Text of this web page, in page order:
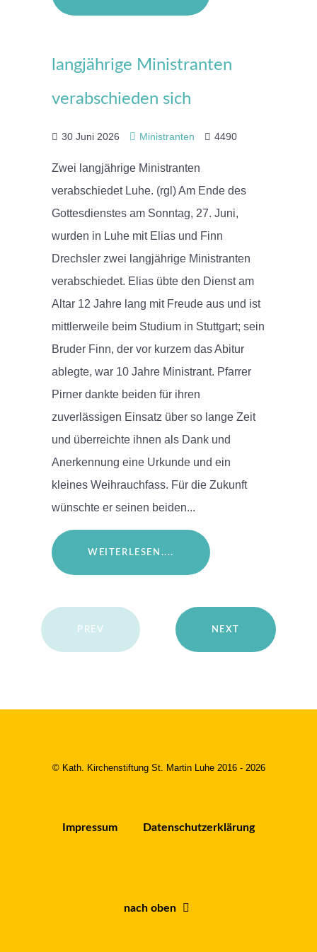
langjährige Ministranten
verabschieden sich
30 Juni 2026 Ministranten 4490
Zwei langjährige Ministranten
verabschiedet Luhe. (rgl) Am Ende des
Gottesdienstes am Sonntag, 27. Juni,
wurden in Luhe mit Elias und Finn
Drechsler zwei langjährige Ministranten
verabschiedet. Elias übte den Dienst am
Altar 12 Jahre lang mit Freude aus und ist
mittlerweile beim Studium in Stuttgart; sein
Bruder Finn, der vor kurzem das Abitur
ablegte, war 10 Jahre Ministrant. Pfarrer
Pirner dankte beiden für ihren
zuverlässigen Einsatz über so lange Zeit
und überreichte ihnen als Dank und
Anerkennung eine Urkunde und ein
kleines Weihrauchfass. Für die Zukunft
wünschte er seinen beiden...
WEITERLESEN....
PREV NEXT
© Kath. Kirchenstiftung St. Martin Luhe 2016 - 2026
Impressum Datenschutzerklärung
nach oben